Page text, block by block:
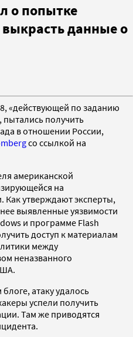
о попытке
выкрасть данные о
«действующей по заданию
пытались получить
в отношении России,
со ссылкой на
американской
на
Как утверждают эксперты,
выявленные уязвимости
и программе Flash
доступ к материалам
между
неназванного
блоге, атаку удалось
успели получить
Там же приводятся